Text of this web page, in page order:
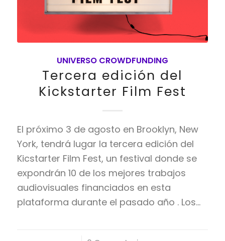
UNIVERSO CROWDFUNDING
Tercera edición del
Kickstarter Film Fest
El próximo 3 de agosto en Brooklyn, New
York, tendrá lugar la tercera edición del
Kicstarter Film Fest, un festival donde se
expondrán 10 de los mejores trabajos
audiovisuales financiados en esta
plataforma durante el pasado año . Los…